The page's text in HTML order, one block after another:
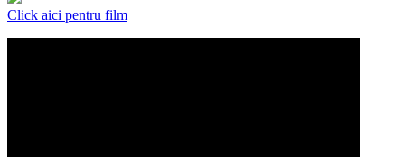
Click aici pentru film